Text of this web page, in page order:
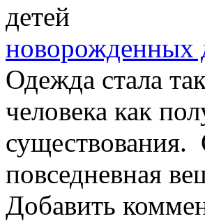
новорожденных
Одежда стала
человека как
существования.
повседневная
Добавить